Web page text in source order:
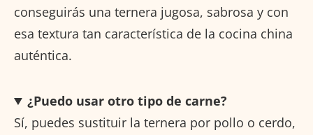
conseguirás una ternera jugosa, sabrosa y con
esa textura tan característica de la cocina china
auténtica.
¿Puedo usar otro tipo de carne?
Sí, puedes sustituir la ternera por pollo o cerdo,